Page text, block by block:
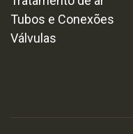
Tubos e Conexões
Válvulas